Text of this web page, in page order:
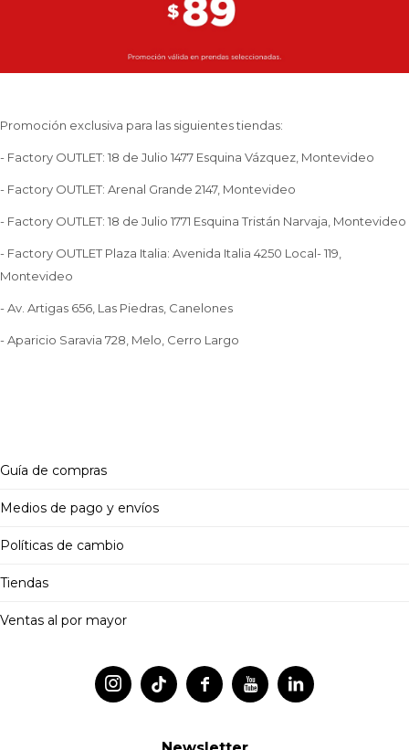
Promoción exclusiva para las siguientes tiendas:
- Factory OUTLET: 18 de Julio 1477 Esquina Vázquez, Montevideo
- Factory OUTLET: Arenal Grande 2147, Montevideo
- Factory OUTLET: 18 de Julio 1771 Esquina Tristán Narvaja, Montevideo
- Factory OUTLET Plaza Italia: Avenida Italia 4250 Local- 119,
Montevideo
- Av. Artigas 656, Las Piedras, Canelones
- Aparicio Saravia 728, Melo, Cerro Largo
Guía de compras
Medios de pago y envíos
Políticas de cambio
Tiendas
Ventas al por mayor
 
 